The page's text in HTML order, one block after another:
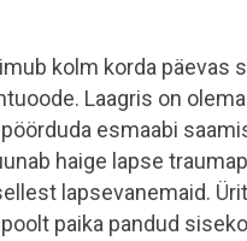
kolm korda päevas
Laagris on
esmaabi
haige lapse
lapsevanemaid.
paika pandud